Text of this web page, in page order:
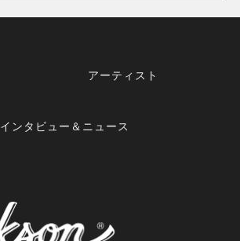
アーティスト
インタビュー＆ニュース